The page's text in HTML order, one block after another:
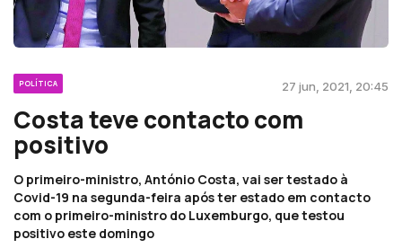
POLÍTICA 27 jun, 2021, 20:45
Costa teve contacto com
positivo
O primeiro-ministro, António Costa, vai ser testado à
Covid-19 na segunda-feira após ter estado em contacto
com o primeiro-ministro do Luxemburgo, que testou
positivo este domingo